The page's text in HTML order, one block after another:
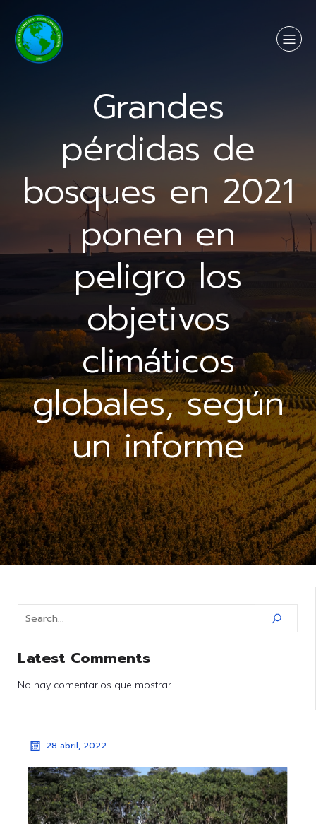
Grandes
pérdidas de
bosques en 2021
ponen en
peligro los
objetivos
climáticos
globales, según
un informe
Latest Comments
No hay comentarios que mostrar.
28 abril, 2022